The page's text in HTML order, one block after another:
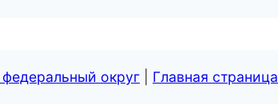
округ Главная страница